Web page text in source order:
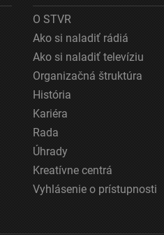
O STVR
Ako si naladiť rádiá
Ako si naladiť televíziu
Organizačná štruktúra
História
Kariéra
Rada
Úhrady
Kreatívne centrá
Vyhlásenie o prístupnosti